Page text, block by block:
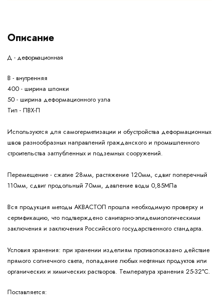
Описание
Д - деформационная
В - внутренняя
400 - ширина шпонки
50 - ширина деформационного узла
Тип - ПВХ-П
Используются для самогерметизации и обустройства деформационных
швов разнообразных направлений гражданского и промышленного
строительства заглубленных и подземных сооружений.
Перемещение - сжатие 28мм, растяжение 120мм, сдвиг поперечный
110мм, сдвиг продольный 70мм, давление воды 0,85МПа
Вся продукция методы АКВАСТОП прошла необходимую проверку и
сертификацию, что подтверждено санитарно-эпидемиологическими
заключения и заключения Российского государственного стандарта.
Условия хранения: при хранении изделиям противопоказано действие
прямого солнечного света, попадание любых нефтяных продуктов или
органических и химических растворов. Температура хранения 25-32°С.
Поставляется: